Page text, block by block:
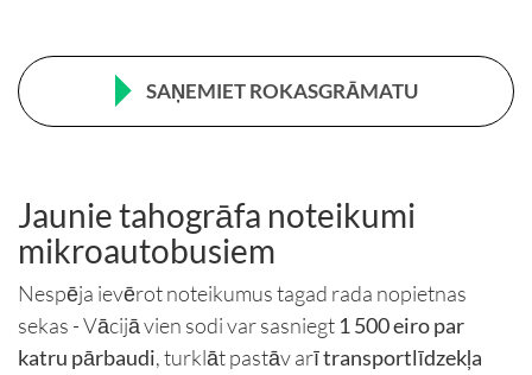
SAŅEMIET ROKASGRĀMATU
Jaunie tahogrāfa noteikumi
mikroautobusiem
Nespēja ievērot noteikumus tagad rada nopietnas
sekas - Vācijā vien sodi var sasniegt 1 500 eiro par
katru pārbaudi, turklāt pastāv arītransportlīdzekļa